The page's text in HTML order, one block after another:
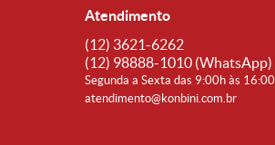
Atendimento
(12) 3621-6262
(12) 98888-1010 (WhatsApp)
Segunda a Sexta das 9:00h às
atendimento@konbini.com.br